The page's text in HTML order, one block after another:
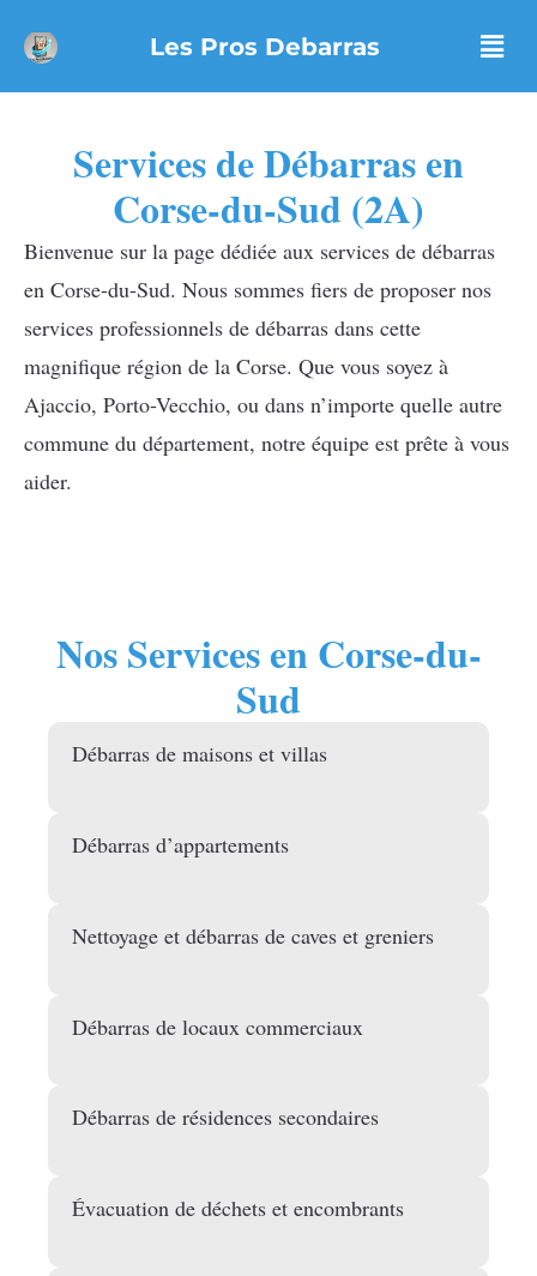
contenu
Les Pros Debarras
Services de Débarras en
Corse-du-Sud (2A)
Bienvenue sur la page dédiée aux services de débarras
en Corse-du-Sud. Nous sommes fiers de proposer nos
services professionnels de débarras dans cette
magnifique région de la Corse. Que vous soyez à
Ajaccio, Porto-Vecchio, ou dans n’importe quelle autre
commune du département, notre équipe est prête à vous
aider.
Nos Services en Corse-du-
Sud
Débarras de maisons et villas
Débarras d’appartements
Nettoyage et débarras de caves et greniers
Débarras de locaux commerciaux
Débarras de résidences secondaires
Évacuation de déchets et encombrants